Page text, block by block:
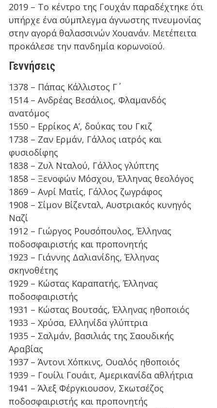
2019 – Το κέντρο της Γουχάν παραδέχτηκε ότι
υπήρχε ένα σύμπλεγμα άγνωστης πνευμονίας
στην αγορά θαλασσινών Χουανάν. Μετέπειτα
προκάλεσε την πανδημία κορωνοϊού.
Γεννήσεις
1378 – Πάπας Κάλλιστος Γ΄
1514 – Ανδρέας Βεσάλιος, Φλαμανδός
ανατόμος
1550 – Ερρίκος Α’, δούκας του Γκιζ
1738 – Ζαν Ερμάν, Γάλλος ιατρός και
φυσιοδίφης
1838 – Ζυλ Νταλού, Γάλλος γλύπτης
1858 – Ξενοφών Μόσχου, Έλληνας θεολόγος
1869 – Ανρί Ματίς, Γάλλος ζωγράφος
1908 – Σίμον Βίζενταλ, Αυστριακός κυνηγός
Ναζί
1912 – Γιώργος Ρουσόπουλος, Έλληνας
ποδοσφαιριστής και προπονητής
1923 – Γιάννης Δαλιανίδης, Έλληνας
σκηνοθέτης
1929 – Κώστας Καραπατής, Έλληνας
ποδοσφαιριστής
1931 – Κώστας Βουτσάς, Έλληνας ηθοποιός
1933 – Χρύσα, Ελληνίδα γλύπτρια
1935 – Σαλμάν, βασιλιάς της Σαουδικής
Αραβίας
1937 – Άντονι Χόπκινς, Ουαλός ηθοποιός
1939 – Γουίλι Γουάιτ, Αμερικανίδα αθλήτρια
1941 – Άλεξ Φέργκιουσον, Σκωτσέζος
ποδοσφαιριστής και προπονητής